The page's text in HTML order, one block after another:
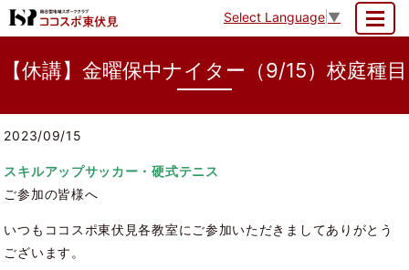
Select Language ▼
【休講】金曜保中ナイター（9/15）校庭種目
2023/09/15
スキルアップサッカー・硬式テニス
ご参加の皆様へ
いつもココスポ東伏見各教室にご参加いただきましてありがとう
ございます。